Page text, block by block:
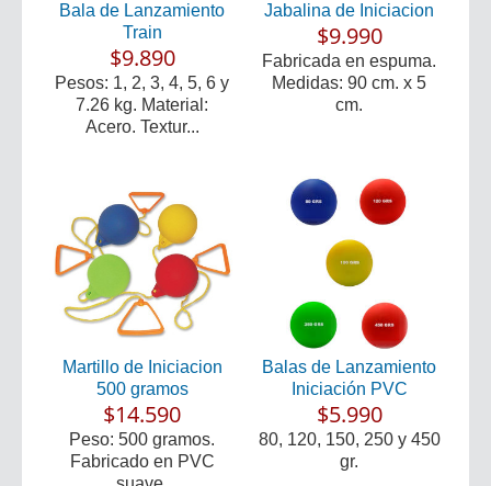
Bala de Lanzamiento
Train
$9.890
Pesos: 1, 2, 3, 4, 5, 6 y
7.26 kg. Material:
Acero. Textur...
Jabalina de Iniciacion
$9.990
Fabricada en espuma.
Medidas: 90 cm. x 5
cm.
Martillo de Iniciacion
500 gramos
$14.590
Peso: 500 gramos.
Fabricado en PVC
Balas de Lanzamiento
Iniciación PVC
$5.990
80, 120, 150, 250 y 450
gr.